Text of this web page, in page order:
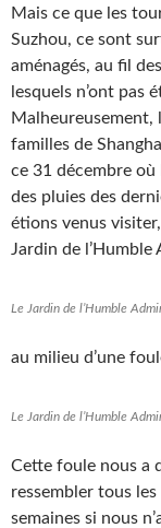
Mais ce que les
Suzhou, ce sont
aménagés, au fil
lesquels n’ont pas
Malheureusement,
familles de
ce 31 décembre où
des pluies des
étions venus
Jardin de
Le Jardin de l’Humble
au milieu d’une
Le Jardin de l’Humble
Cette foule nous a
ressembler tous
semaines si nous